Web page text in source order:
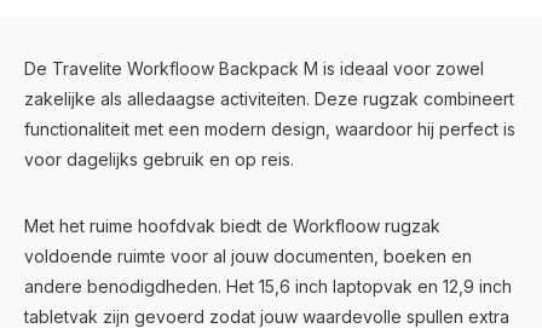
De Travelite Workfloow Backpack M is ideaal voor zowel
zakelijke als alledaagse activiteiten. Deze rugzak combineert
functionaliteit met een modern design, waardoor hij perfect is
voor dagelijks gebruik en op reis.
Met het ruime hoofdvak biedt de Workfloow rugzak
voldoende ruimte voor al jouw documenten, boeken en
andere benodigdheden. Het 15,6 inch laptopvak en 12,9 inch
tabletvak zijn gevoerd zodat jouw waardevolle spullen extra